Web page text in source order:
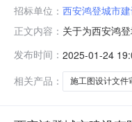
招标单位： 西安鸿登城市
正文内容： 关于为西安鸿
登城市建设有
可证核发）
发布时间： 2025-01-24
相关产品：
施工图设计文件